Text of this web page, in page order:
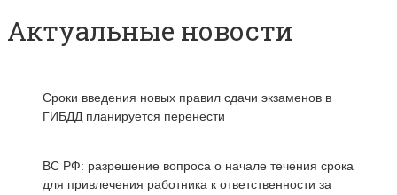
Актуальные новости
Сроки введения новых правил сдачи экзаменов в
ГИБДД планируется перенести
ВС РФ: разрешение вопроса о начале течения срока
для привлечения работника к ответственности за